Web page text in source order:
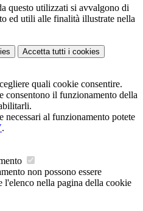
questo utilizzati si avvalgono di
ed utili alle finalità illustrate nella
Accetta tutti i cookies
quali cookie consentire.
consentono il funzionamento della
necessari al funzionamento potete
.
non possono essere
l'elenco nella pagina della cookie